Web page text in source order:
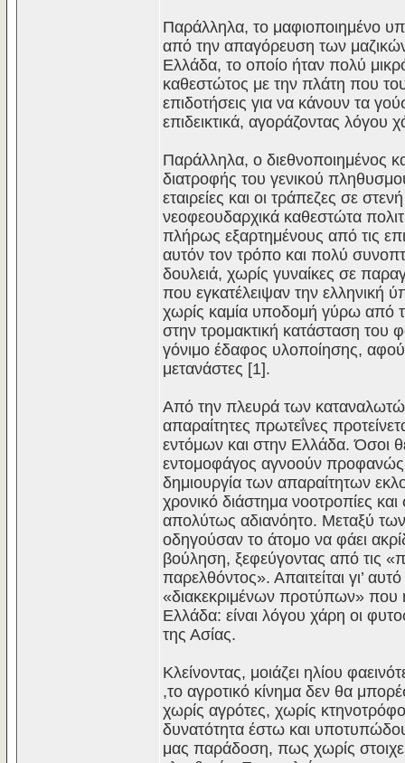
Παράλληλα, το μαφιοποιημένο
από την απαγόρευση των
Ελλάδα, το οποίο ήταν πολύ
καθεστώτος με την πλάτη που
επιδοτήσεις για να κάνουν τα
επιδεικτικά, αγοράζοντας λόγου
Παράλληλα, ο διεθνοποιημένος
διατροφής του γενικού
εταιρείες και οι τράπεζες σε
νεοφεουδαρχικά καθεστώτα
πλήρως εξαρτημένους από τις
αυτόν τον τρόπο και πολύ
δουλειά, χωρίς γυναίκες σε
που εγκατέλειψαν την ελληνική
χωρίς καμία υποδομή γύρω από
στην τρομακτική κατάσταση
γόνιμο έδαφος υλοποίησης,
μετανάστες [1].
Από την πλευρά των
απαραίτητες πρωτεΐνες
εντόμων και στην Ελλάδα. Όσοι
εντομοφάγος αγνοούν προφανώς
δημιουργία των απαραίτητων
χρονικό διάστημα νοοτροπίες
απολύτως αδιανόητο. Μεταξύ
οδηγούσαν το άτομο να φάει
βούληση, ξεφεύγοντας από τις
παρελθόντος». Απαιτείται γι’
«διακεκριμένων προτύπων» που
Ελλάδα: είναι λόγου χάρη οι
της Ασίας.
Κλείνοντας, μοιάζει ηλίου
,το αγροτικό κίνημα δεν θα
χωρίς αγρότες, χωρίς
δυνατότητα έστω και
μας παράδοση, πως χωρίς